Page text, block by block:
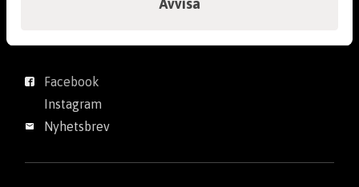
Facebook
Instagram
Nyhetsbrev